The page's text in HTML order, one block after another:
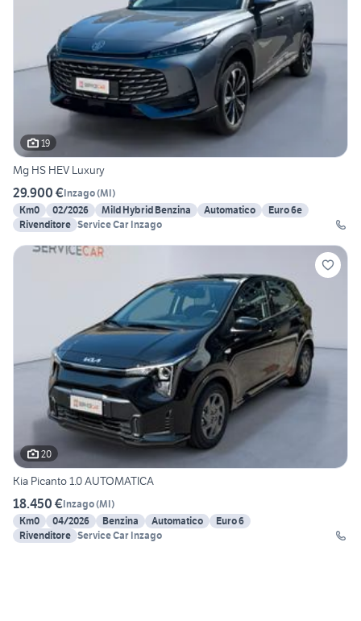
19
Mg HS HEV Luxury
29.900 €Inzago(MI)
Km0
02/2026 Mild Hybrid Benzina Automatico
Euro 6e
Rivenditore Service Car Inzago
20
Kia Picanto 1.0 AUTOMATICA
18.450 €Inzago(MI)
Km0
04/2026 Benzina Automatico
Euro 6
Rivenditore Service Car Inzago